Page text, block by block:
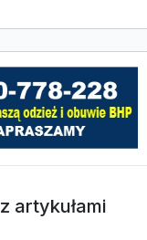
artykułami